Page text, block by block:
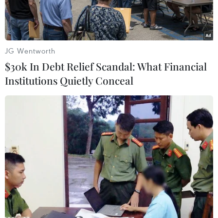
Phối cảnh dự án Cảng Hàng không quốc tế Long Thành. (Ảnh:
PV/Vietnam+)
Phó Thủ tướng Trần Hồng Hà ký Quyết định số
586/QĐ-TTg ngày 3/7/2024 phê duyệt Quy hoạch
tỉnh Đồng Nai thời kỳ 2021-2030, tầm nhìn đến
năm 2050.
JG Wentworth
$30k In Debt Relief Scandal: What Financial
Institutions Quietly Conceal